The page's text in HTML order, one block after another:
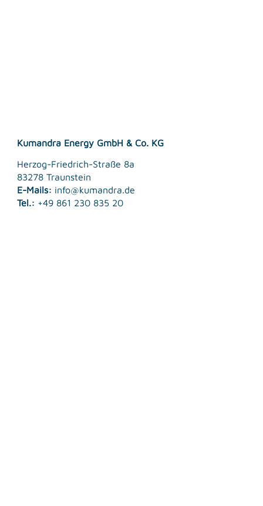
Kumandra Energy GmbH & Co. KG
Herzog-Friedrich-Straße 8a
83278 Traunstein
E-Mails: info@kumandra.de
Tel.: +49 861 230 835 20